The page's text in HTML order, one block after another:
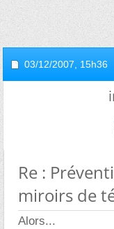
03/12/2007, 15h36
Re :
miroirs de
Alors...